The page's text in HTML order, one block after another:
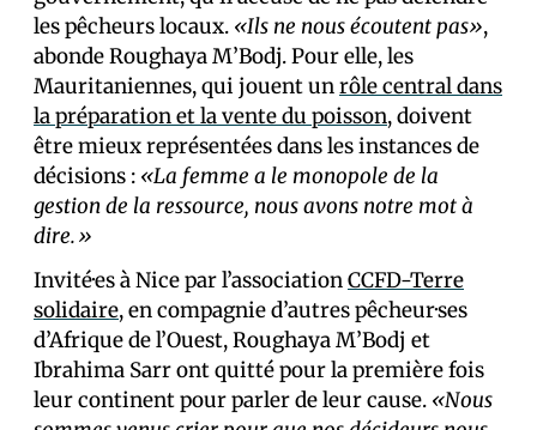
les pêcheurs locaux. «Ils ne nous écoutent pas»,
abonde Roughaya M’Bodj. Pour elle, les
Mauritaniennes, qui jouent unrôle central dans
la préparation et la vente du poisson, doivent
être mieux représentées dans les instances de
décisions : «La femme a le monopole de la
gestion de la ressource, nous avons notre mot à
dire.»
Invité·es à Nice par l’associationCCFD-Terre
solidaire, en compagnie d’autres pêcheur·ses
d’Afrique de l’Ouest, Roughaya M’Bodj et
Ibrahima Sarr ont quitté pour la première fois
leur continent pour parler de leur cause. «Nous